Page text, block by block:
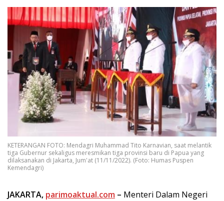
KETERANGAN FOTO: Mendagri Muhammad Tito Karnavian, saat melantik
tiga Gubernur sekaligus meresmikan tiga provinsi baru di Papua yang
dilaksanakan di Jakarta, Jum'at (11/11/2022). (Foto: Humas Puspen
Kemendagri)
JAKARTA, parimoaktual.com – Menteri Dalam Negeri